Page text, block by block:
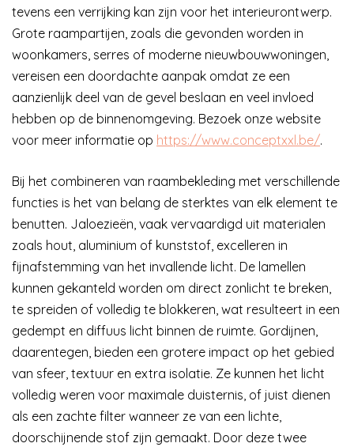
tevens een verrijking kan zijn voor het interieurontwerp.
Grote raampartijen, zoals die gevonden worden in
woonkamers, serres of moderne nieuwbouwwoningen,
vereisen een doordachte aanpak omdat ze een
aanzienlijk deel van de gevel beslaan en veel invloed
hebben op de binnenomgeving. Bezoek onze website
voor meer informatie op https://www.conceptxxl.be/.
Bij het combineren van raambekleding met verschillende
functies is het van belang de sterktes van elk element te
benutten. Jaloezieën, vaak vervaardigd uit materialen
zoals hout, aluminium of kunststof, excelleren in
fijnafstemming van het invallende licht. De lamellen
kunnen gekanteld worden om direct zonlicht te breken,
te spreiden of volledig te blokkeren, wat resulteert in een
gedempt en diffuus licht binnen de ruimte. Gordijnen,
daarentegen, bieden een grotere impact op het gebied
van sfeer, textuur en extra isolatie. Ze kunnen het licht
volledig weren voor maximale duisternis, of juist dienen
als een zachte filter wanneer ze van een lichte,
doorschijnende stof zijn gemaakt. Door deze twee